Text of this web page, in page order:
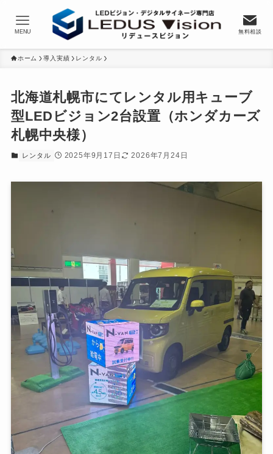
無料相談
MENU
ホーム 導入実績 レンタル
北海道札幌市にてレンタル用キューブ
型LEDビジョン2台設置（ホンダカーズ
札幌中央様）
レンタル 2025年9月17日 2026年7月24日